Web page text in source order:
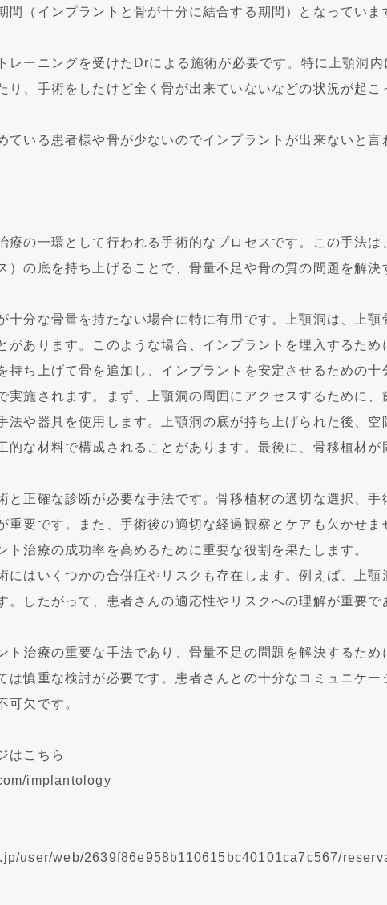
（インプラントと骨が十分に結合する期間）となっていま
レーニングを受けたDrによる施術が必要です。特に上顎洞
り、手術をしたけど全く骨が出来ていないなどの状況が起こ
ている患者様や骨が少ないのでインプラントが出来ないと言
療の一環として行われる手術的なプロセスです。この手法は
）の底を持ち上げることで、骨量不足や骨の質の問題を解決
十分な骨量を持たない場合に特に有用です。上顎洞は、上
があります。このような場合、インプラントを埋入するため
持ち上げて骨を追加し、インプラントを安定させるための十
実施されます。まず、上顎洞の周囲にアクセスするために、
法や器具を使用します。上顎洞の底が持ち上げられた後、
的な材料で構成されることがあります。最後に、骨移植材
と正確な診断が必要な手法です。骨移植材の適切な選択、
重要です。また、手術後の適切な経過観察とケアも欠かせ
治療の成功率を高めるために重要な役割を果たします。
にはいくつかの合併症やリスクも存在します。例えば、上
。したがって、患者さんの適応性やリスクへの理解が重要
ト治療の重要な手法であり、骨量不足の問題を解決するた
は慎重な検討が必要です。患者さんとの十分なコミュニケ
可欠です。
はこちら
implantology
user/web/2639f86e958b110615bc40101ca7c567/